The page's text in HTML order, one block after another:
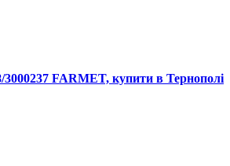
3000237 FARMET, купити в Тернополі